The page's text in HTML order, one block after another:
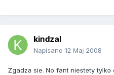
kindzal
Napisano 12 Maj 2008
Zgadza sie. No fant niestety tylko